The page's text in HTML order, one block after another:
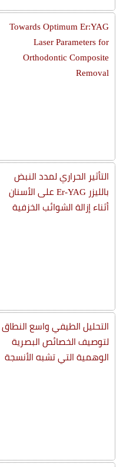
Towards Optimum Er:YAG
Laser Parameters for
Orthodontic Composite
Removal
التأثير الحراري لمدد النبض
بالليزر Er-YAG على الأسنان
أثناء إزالة الشوائب الخزفية
التحليل الطيفي واسع النطاق
لتوصيف الخصائص البصرية
الوهمية التي تشبه الأنسجة